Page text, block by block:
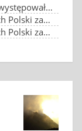
Nie, aktywność wulkaniczna nigdy nie występowała na terenach Polski
Nie, aktywność wulkaniczna na terenach Polski zakończyła się miliony lat temu
Nie, aktywność wulkaniczna na terenach Polski zakończyła się w czasach historycznych